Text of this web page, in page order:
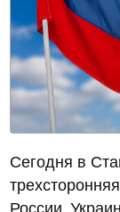
Сегодня в
России,